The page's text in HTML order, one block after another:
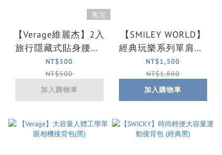
售完
【Verage維麗杰】2入
旅行隱藏式貼身腰包/
收納包(咖啡)
NT$500
NT$500
加入購物車
【SMILEY WORLD】
經典玩樂系列單肩包/
胸包/斜挎包/腰包/零
錢包/登山腰包(2色可
選)
NT$1,500
NT$1,880
加入購物車